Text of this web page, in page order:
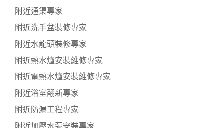
附近通渠專家
附近洗手盆裝修專家
附近水龍頭裝修專家
附近熱水爐安裝維修專家
附近電熱水爐安裝維修專家
附近浴室翻新專家
附近防漏工程專家
附近加壓水泵安裝專家